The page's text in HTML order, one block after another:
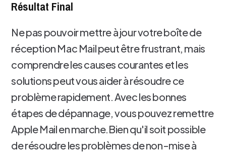
Résultat Final
Ne pas pouvoir mettre à jour votre boîte de
réception Mac Mail peut être frustrant, mais
comprendre les causes courantes et les
solutions peut vous aider à résoudre ce
problème rapidement. Avec les bonnes
étapes de dépannage, vous pouvez remettre
Apple Mail en marche.Bien qu'il soit possible
de résoudre les problèmes de non-mise à